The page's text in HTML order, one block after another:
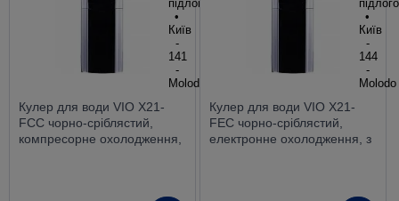
Кулер для води VIO Х21-
FCC чорно-сріблястий,
компресорне охолодження,
Кулер для води VIO Х21-
FEC чорно-сріблястий,
електронне охолодження, з